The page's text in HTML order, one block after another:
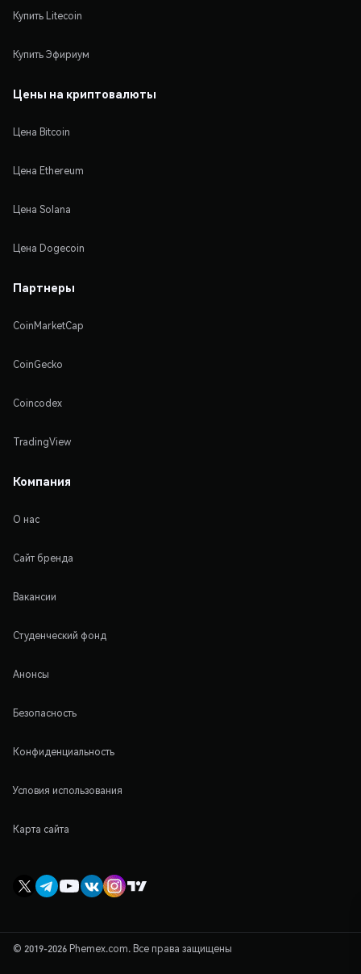
Купить Litecoin
Купить Эфириум
Цены на криптовалюты
Цена Bitcoin
Цена Ethereum
Цена Solana
Цена Dogecoin
Партнеры
CoinMarketCap
CoinGecko
Coincodex
TradingView
Компания
О нас
Сайт бренда
Вакансии
Студенческий фонд
Анонсы
Безопасность
Конфиденциальность
Условия использования
Карта сайта
© 2019-2026 Phemex.com. Все права защищены